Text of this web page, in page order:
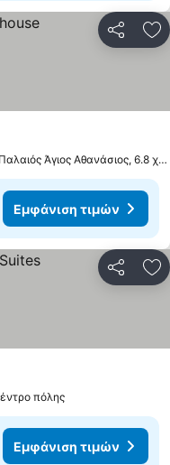
Παλαιός Άγιος Αθανάσιος, 6.8 χλμ. από: Παναγίτσα
Εμφάνιση τιμών
πόλης
Εμφάνιση τιμών